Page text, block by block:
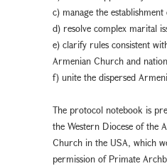
c) manage the establishment
d) resolve complex marital
e) clarify rules consistent
Armenian Church and
f) unite the dispersed
The protocol notebook is
the Western Diocese of the
Church in the USA, which
permission of Primate